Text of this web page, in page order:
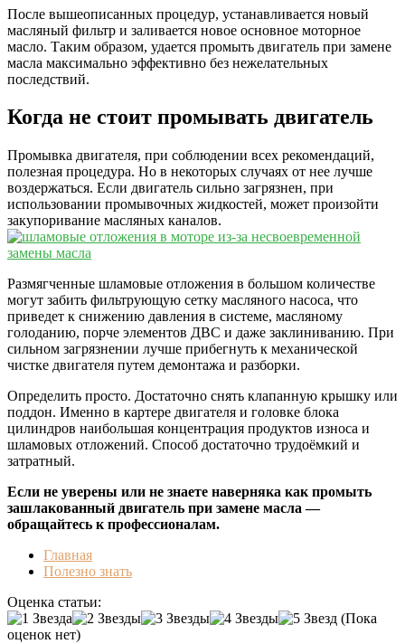
После вышеописанных процедур, устанавливается новый
масляный фильтр и заливается новое основное моторное
масло. Таким образом, удается промыть двигатель при замене
масла максимально эффективно без нежелательных
последствий.
Когда не стоит промывать двигатель
Промывка двигателя, при соблюдении всех рекомендаций,
полезная процедура. Но в некоторых случаях от нее лучше
воздержаться. Если двигатель сильно загрязнен, при
использовании промывочных жидкостей, может произойти
закупоривание масляных каналов.
Размягченные шламовые отложения в большом количестве
могут забить фильтрующую сетку масляного насоса, что
приведет к снижению давления в системе, масляному
голоданию, порче элементов ДВС и даже заклиниванию. При
сильном загрязнении лучше прибегнуть к механической
чистке двигателя путем демонтажа и разборки.
Определить просто. Достаточно снять клапанную крышку или
поддон. Именно в картере двигателя и головке блока
цилиндров наибольшая концентрация продуктов износа и
шламовых отложений. Способ достаточно трудоёмкий и
затратный.
Если не уверены или не знаете наверняка как промыть
зашлакованный двигатель при замене масла —
обращайтесь к профессионалам.
Главная
Полезно знать
Оценка статьи:
(Пока
оценок нет)